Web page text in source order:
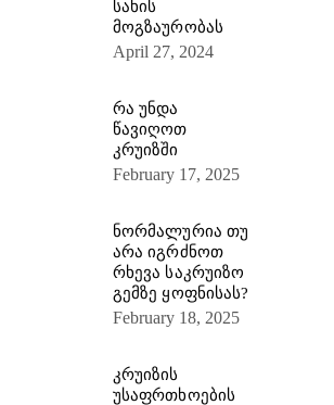
სახის
მოგზაურობას
April 27, 2024
რა უნდა
წავიღოთ
კრუიზში
February 17, 2025
ნორმალურია თუ
არა იგრძნოთ
რხევა საკრუიზო
გემზე ყოფნისას?
February 18, 2025
კრუიზის
უსაფრთხოების